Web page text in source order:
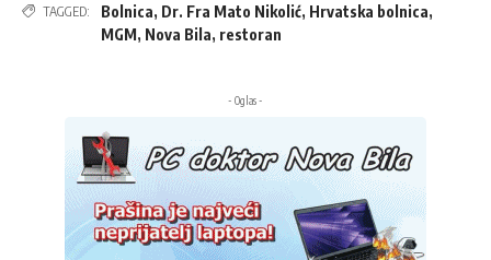
TAGGED: Bolnica, Dr. Fra Mato Nikolić, Hrvatska bolnica,
MGM, Nova Bila, restoran
- Oglas -